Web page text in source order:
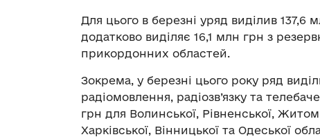
Для цього в березні уряд виділив 137,6
додатково виділяє 16,1 млн грн з
прикордонних областей.
Зокрема, у березні цього року ряд
радіомовлення, радіозв’язку та
грн для Волинської, Рівненської,
Харківської, Вінницької та Одеської